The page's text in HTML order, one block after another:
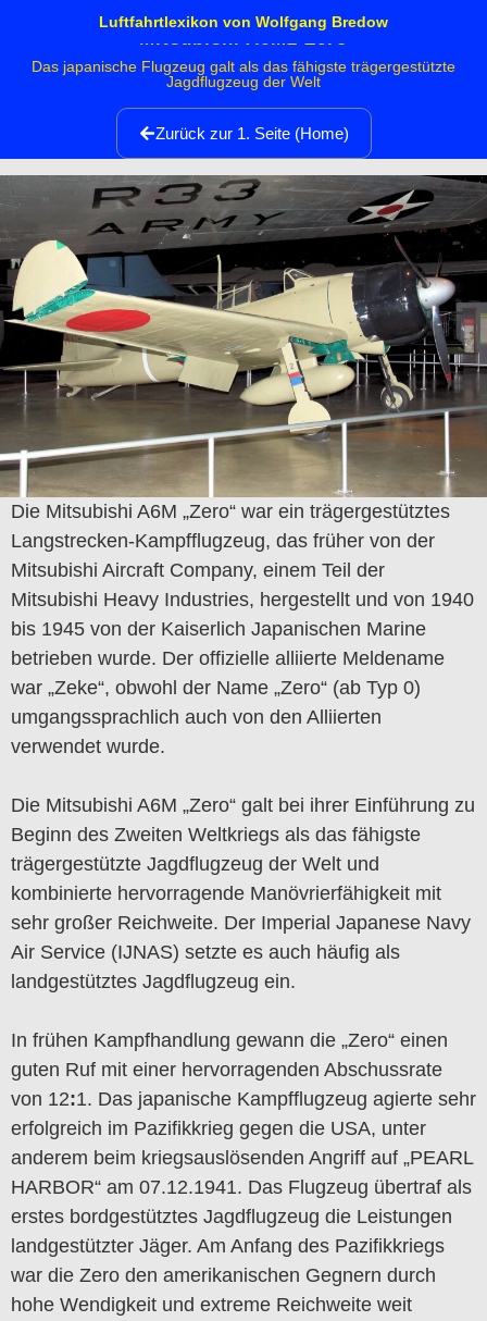
Luftfahrtlexikon von Wolfgang Bredow
Mitsubishi A6M2 Zero
Das japanische Flugzeug galt als das fähigste trägergestützte
Jagdflugzeug der Welt
Zurück zur 1. Seite (Home)
Die Mitsubishi A6M „Zero“ war ein trägergestütztes
Langstrecken-Kampfflugzeug, das früher von der
Mitsubishi Aircraft Company, einem Teil der
Mitsubishi Heavy Industries, hergestellt und von 1940
bis 1945 von der Kaiserlich Japanischen Marine
betrieben wurde. Der offizielle alliierte Meldename
war „Zeke“, obwohl der Name „Zero“ (ab Typ 0)
umgangssprachlich auch von den Alliierten
verwendet wurde.
Die Mitsubishi A6M „Zero“ galt bei ihrer Einführung zu
Beginn des Zweiten Weltkriegs als das fähigste
trägergestützte Jagdflugzeug der Welt und
kombinierte hervorragende Manövrierfähigkeit mit
sehr großer Reichweite. Der Imperial Japanese Navy
Air Service (IJNAS) setzte es auch häufig als
landgestütztes Jagdflugzeug ein.
In frühen Kampfhandlung gewann die „Zero“ einen
guten Ruf mit einer hervorragenden Abschussrate
von 12:1. Das japanische Kampfflugzeug agierte sehr
erfolgreich im Pazifikkrieg gegen die USA, unter
anderem beim kriegsauslösenden Angriff auf „PEARL
HARBOR“ am 07.12.1941. Das Flugzeug übertraf als
erstes bordgestütztes Jagdflugzeug die Leistungen
landgestützter Jäger. Am Anfang des Pazifikkriegs
war die Zero den amerikanischen Gegnern durch
hohe Wendigkeit und extreme Reichweite weit